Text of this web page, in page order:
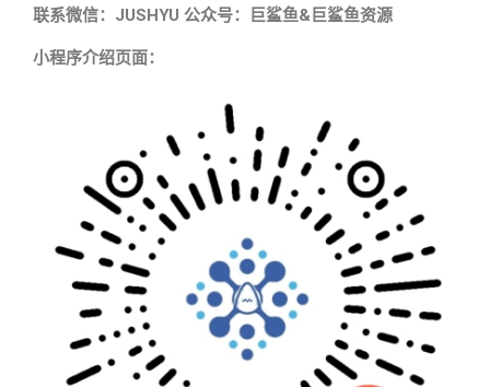
联系微信：JUSHYU 公众号：巨鲨鱼&巨鲨鱼资源
小程序介绍页面：